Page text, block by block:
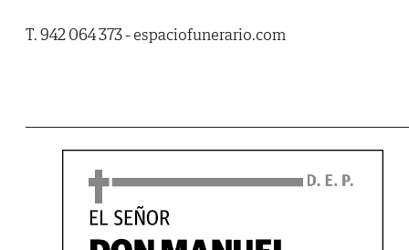
T. 942 064 373 - espaciofunerario.com